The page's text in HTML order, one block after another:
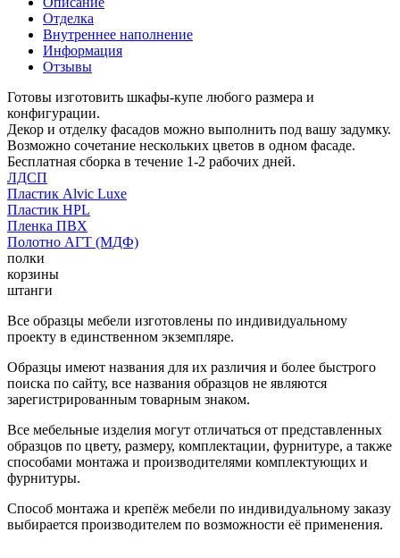
Отделка
Внутреннее наполнение
Информация
Отзывы
Готовы изготовить шкафы-купе любого размера и
конфигурации.
Декор и отделку фасадов можно выполнить под вашу задумку.
Возможно сочетание нескольких цветов в одном фасаде.
Бесплатная сборка в течение 1-2 рабочих дней.
ЛДСП
Пластик Alvic Luxe
Пластик HPL
Пленка ПВХ
Полотно АГТ (МДФ)
полки
корзины
штанги
Все образцы мебели изготовлены по индивидуальному
проекту в единственном экземпляре.
Образцы имеют названия для их различия и более быстрого
поиска по сайту, все названия образцов не являются
зарегистрированным товарным знаком.
Все мебельные изделия могут отличаться от представленных
образцов по цвету, размеру, комплектации, фурнитуре, а также
способами монтажа и производителями комплектующих и
фурнитуры.
Способ монтажа и крепёж мебели по индивидуальному заказу
выбирается производителем по возможности её применения.